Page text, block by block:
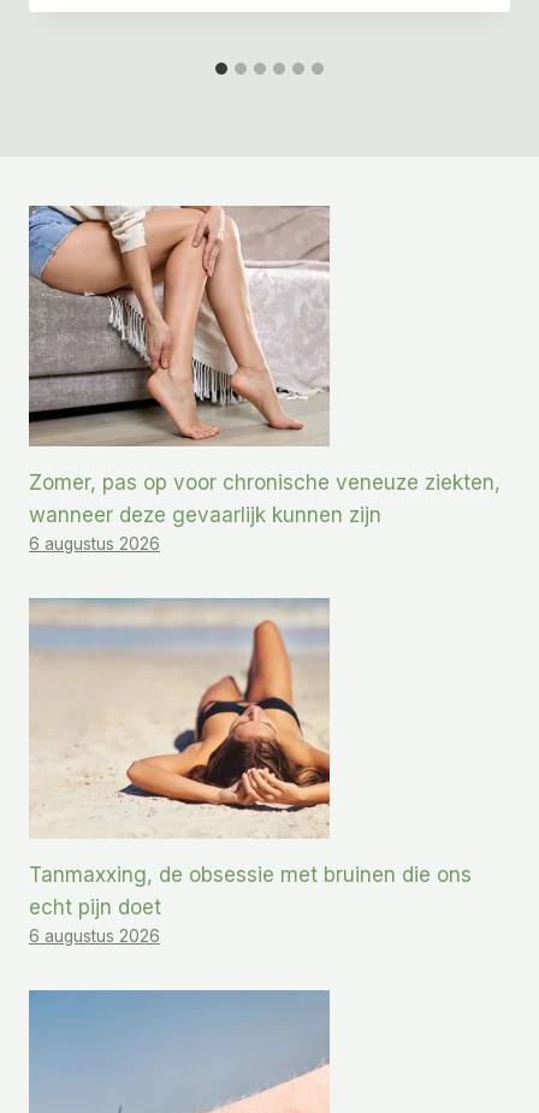
Zomer, pas op voor chronische veneuze ziekten,
wanneer deze gevaarlijk kunnen zijn
6 augustus 2026
Tanmaxxing, de obsessie met bruinen die ons
echt pijn doet
6 augustus 2026